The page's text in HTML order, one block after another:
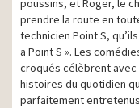
prendre la route en
technicien Point S,
a Point S ». Les
croqués célèbrent
histoires du quotidien
parfaitement